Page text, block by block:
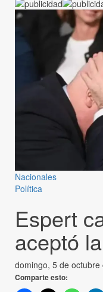
Nacionales
Política
Espert
aceptó
domingo, 5 de octubre
Comparte esto: